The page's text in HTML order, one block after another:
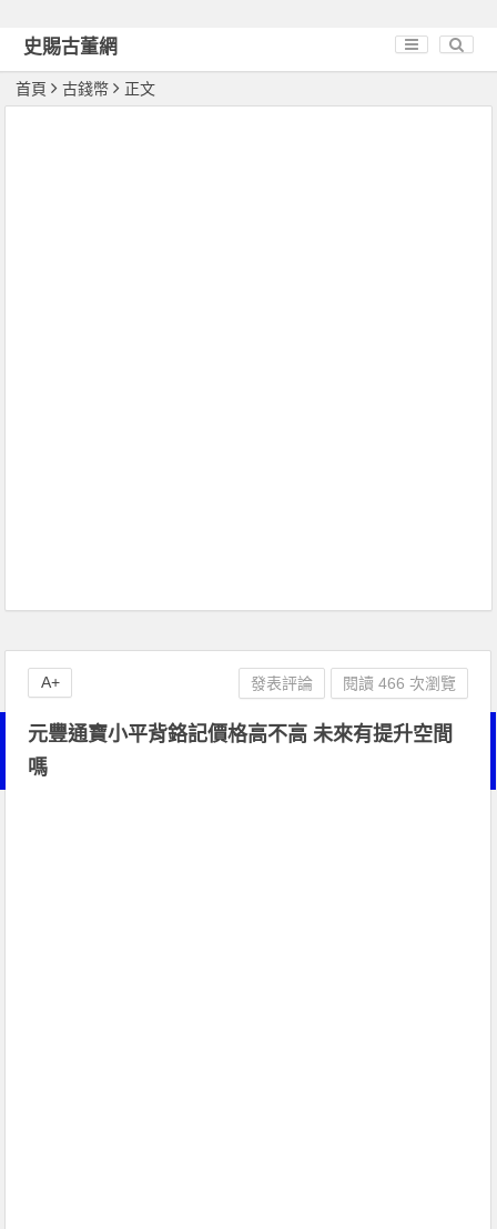
史賜古董網
首頁 古錢幣 正文
元豐通寶小平背鉻記價格高不高 未來有提升空間
嗎
發表評論 閱讀 466 次瀏覽
A+